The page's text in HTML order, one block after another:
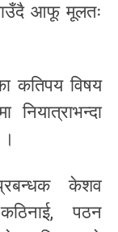
आफू मूलतः
कतिपय विषय
केशव
पठन